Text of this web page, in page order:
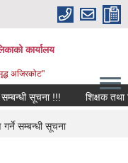
कार्यालय
अजिरकोट"
सूचना !!! शिक्षक तथा
सम्बन्धी सूचना